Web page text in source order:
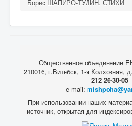
Борис ШАПИРО-ТУЛИН. СТИХИ
Общественное
210016, г.Витебск, 1-я Колхозная,
212 26-30-05
e-mail:
При использовании наших
источник, открытая для